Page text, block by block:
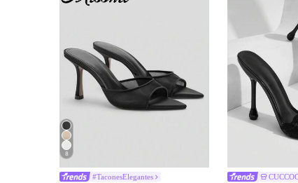
8
#TaconesElegantes